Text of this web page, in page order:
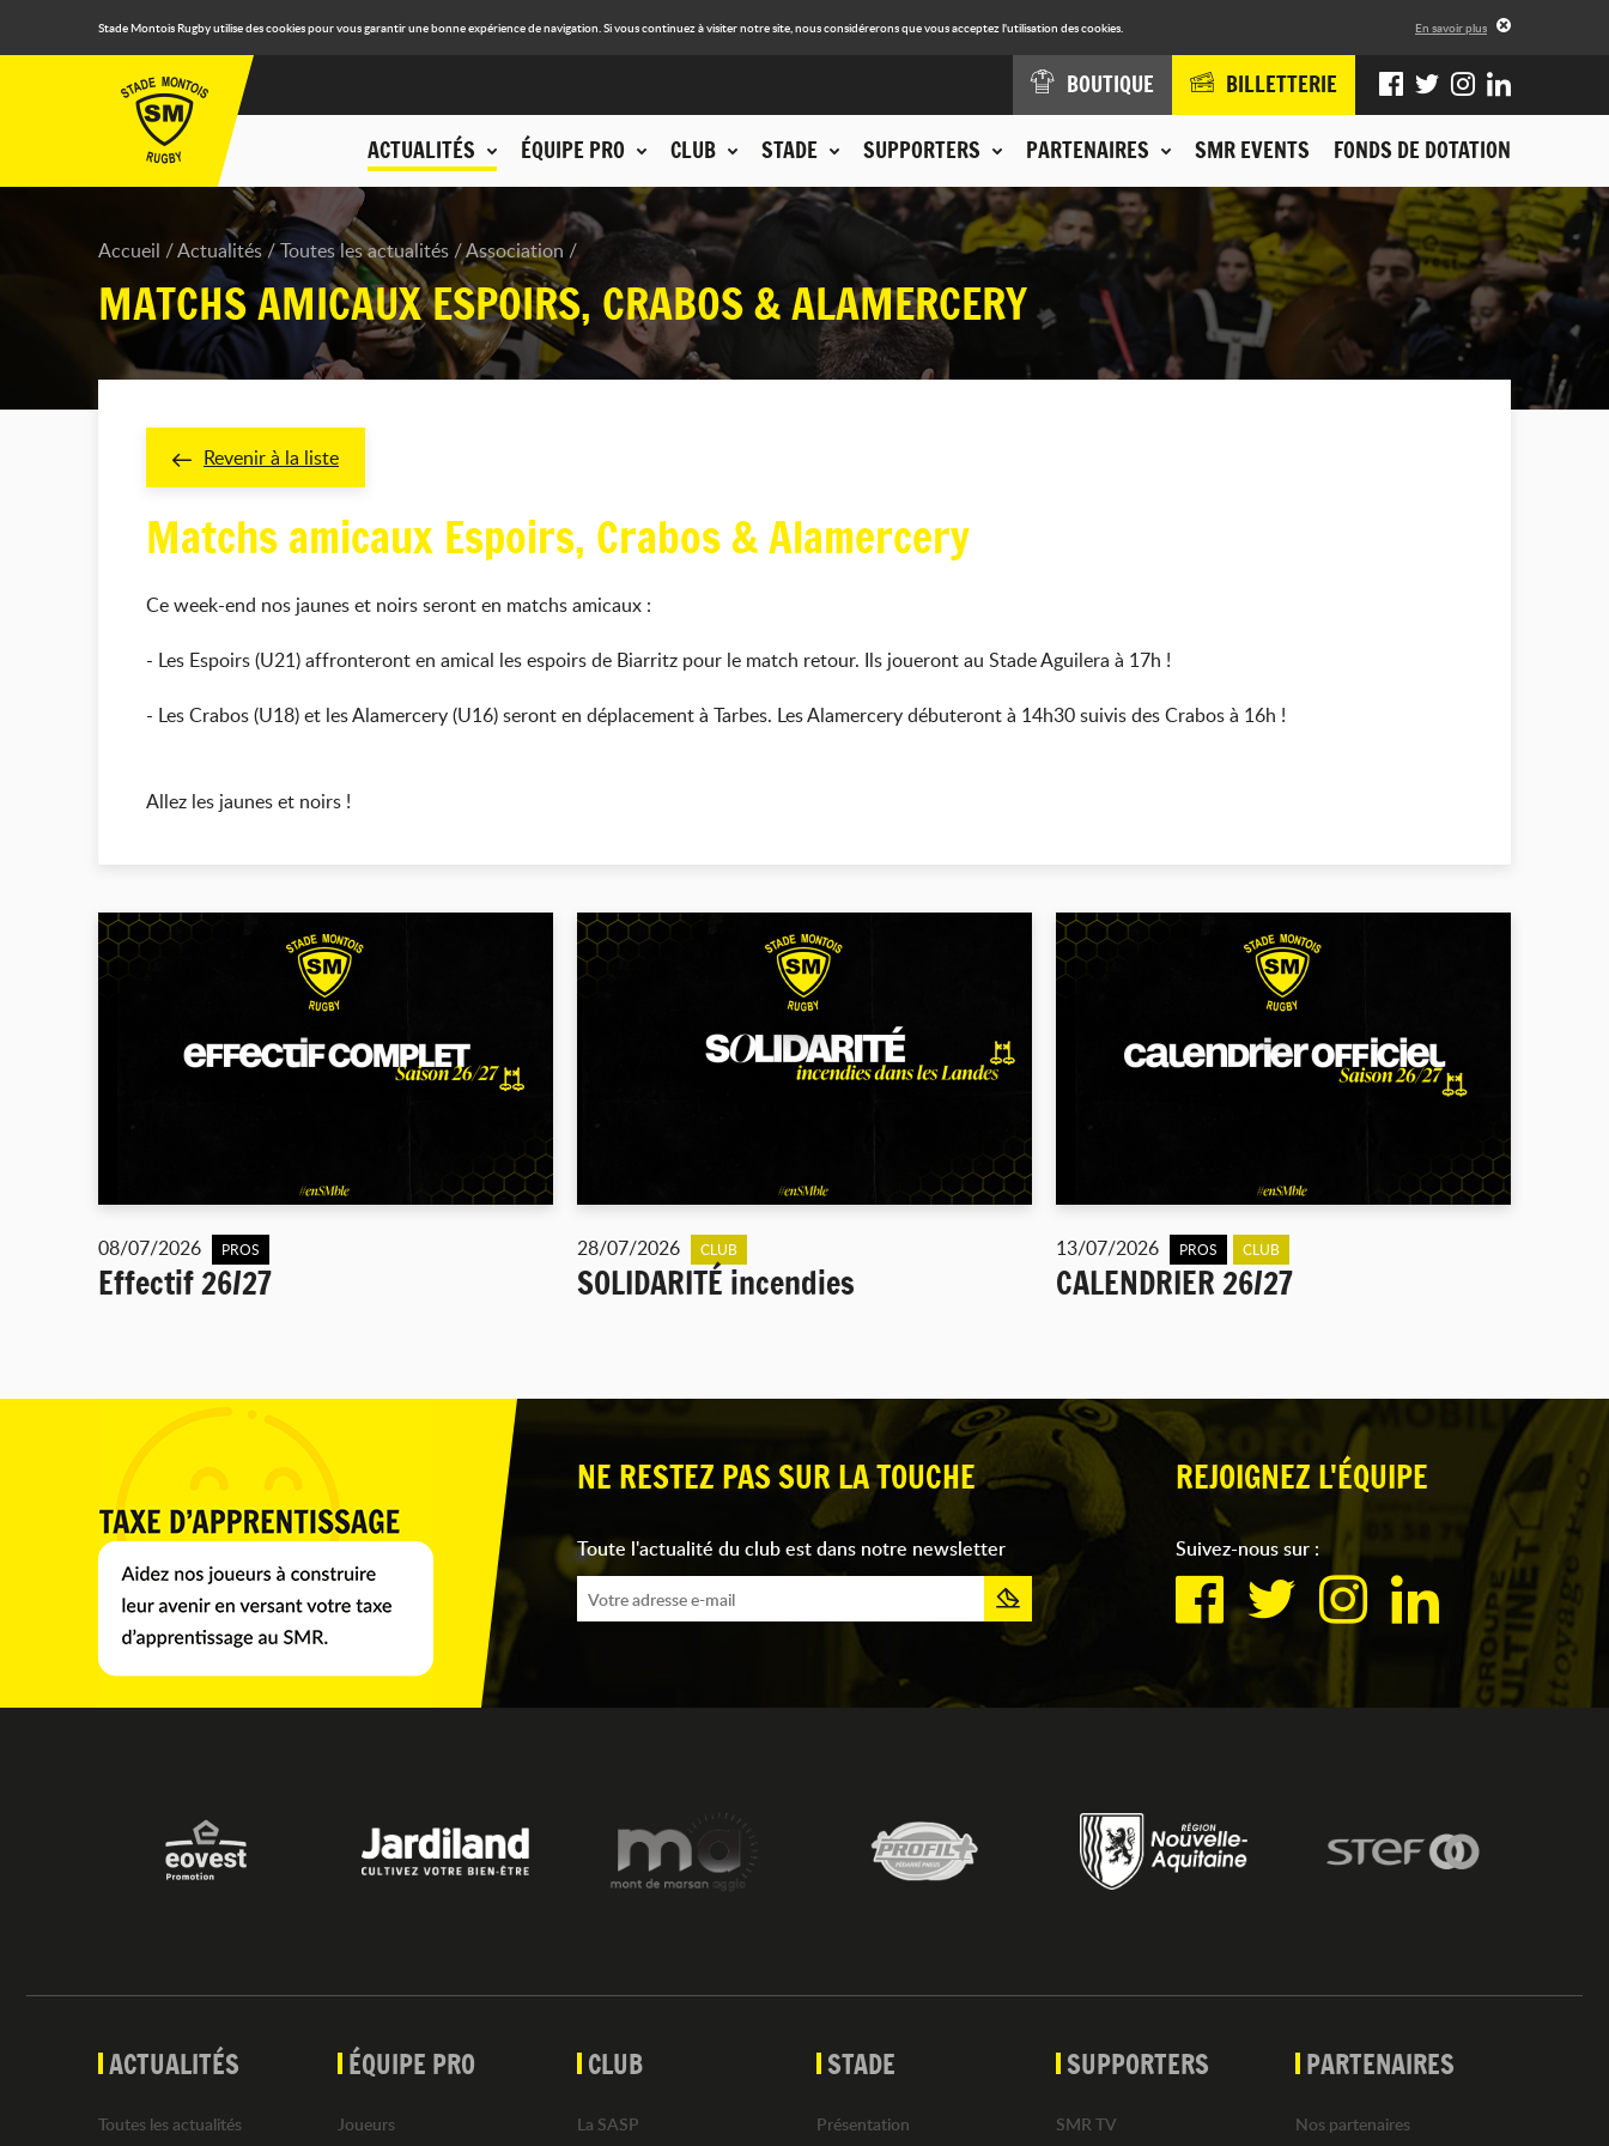
Stade Montois Rugby utilise des cookies pour vous garantir une bonne expérience de navigation. Si vous continuez à visiter notre site, nous considérerons que vous acceptez l'utilisation des cookies. En savoir plus
ACTUALITÉS ÉQUIPE PRO CLUB STADE SUPPORTERS PARTENAIRES SMR EVENTS FONDS DE DOTATION
BOUTIQUE BILLETTERIE
Accueil Actualités Toutes les actualités Association
MATCHS AMICAUX ESPOIRS, CRABOS & ALAMERCERY
Revenir à la liste
Matchs amicaux Espoirs, Crabos & Alamercery
Ce week-end nos jaunes et noirs seront en matchs amicaux :
- Les Espoirs (U21) affronteront en amical les espoirs de Biarritz pour le match retour. Ils joueront au Stade Aguilera à 17h !
- Les Crabos (U18) et les Alamercery (U16) seront en déplacement à Tarbes. Les Alamercery débuteront à 14h30 suivis des Crabos à 16h !
Allez les jaunes et noirs !
08/07/2026 PROS
Effectif 26/27
28/07/2026 CLUB
SOLIDARITÉ incendies
13/07/2026 PROS CLUB
CALENDRIER 26/27
NE RESTEZ PAS SUR LA TOUCHE
Toute l'actualité du club est dans notre newsletter
REJOIGNEZ L'ÉQUIPE
Suivez-nous sur :
ACTUALITÉS
Toutes les actualités
ÉQUIPE PRO
Joueurs
CLUB
La SASP
STADE
Présentation
SUPPORTERS
SMR TV
PARTENAIRES
Nos partenaires